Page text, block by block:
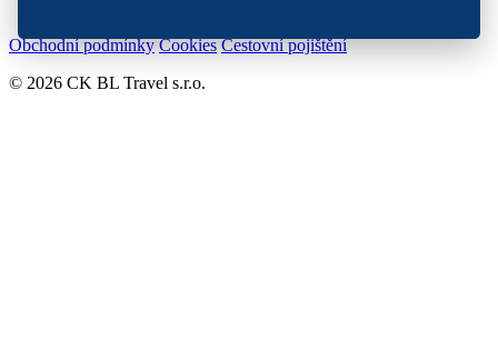
Obchodní podmínky Cookies Cestovní pojištění
© 2026 CK BL Travel s.r.o.